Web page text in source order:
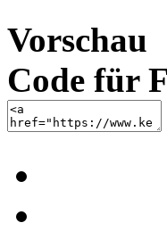
Vorschau
Code für